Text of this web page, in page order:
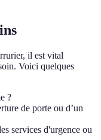
il est vital
Voici quelques
?
de porte ou d’un
services d'urgence ou